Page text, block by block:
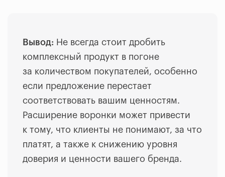
Вывод: Не всегда стоит дробить
комплексный продукт в погоне
за количеством покупателей, особенно
если предложение перестает
соответствовать вашим ценностям.
Расширение воронки может привести
к тому, что клиенты не понимают, за что
платят, а также к снижению уровня
доверия и ценности вашего бренда.